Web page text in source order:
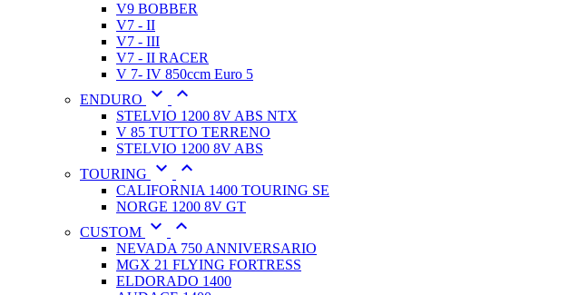
V9 BOBBER
V7 - II
V7 - III
V7 - II RACER
V 7- IV 850ccm Euro 5
ENDURO
 
STELVIO 1200 8V ABS NTX
V 85 TUTTO TERRENO
STELVIO 1200 8V ABS
TOURING
 
CALIFORNIA 1400 TOURING SE
NORGE 1200 8V GT
CUSTOM  
NEVADA 750 ANNIVERSARIO
MGX 21 FLYING FORTRESS
ELDORADO 1400